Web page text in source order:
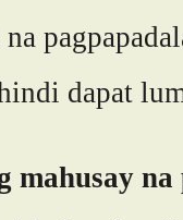
dapat